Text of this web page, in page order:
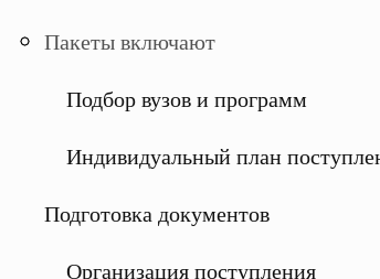
Пакеты включают
Подбор вузов и программ
Индивидуальный план
Подготовка документов
Организация поступления